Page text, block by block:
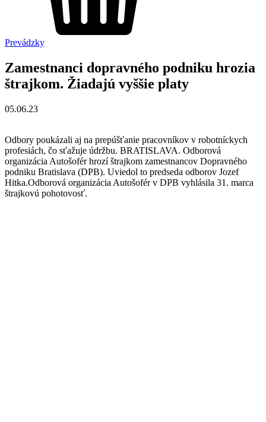
Prevádzky
Zamestnanci dopravného podniku hrozia
štrajkom. Žiadajú vyššie platy
05.06.23
Odbory poukázali aj na prepúšťanie pracovníkov v robotníckych
profesiách, čo sťažuje údržbu. BRATISLAVA. Odborová
organizácia Autošofér hrozí štrajkom zamestnancov Dopravného
podniku Bratislava (DPB). Uviedol to predseda odborov Jozef
Hitka.Odborová organizácia Autošofér v DPB vyhlásila 31. marca
štrajkovú pohotovosť.